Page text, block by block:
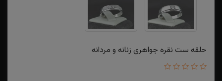
حلقه ست نقره جواهری زنانه و مردانه